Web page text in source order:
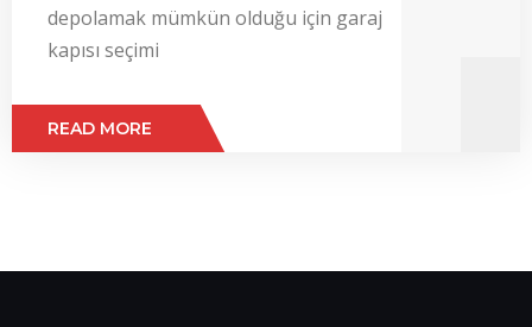
depolamak mümkün olduğu için garaj
kapısı seçimi
READ MORE